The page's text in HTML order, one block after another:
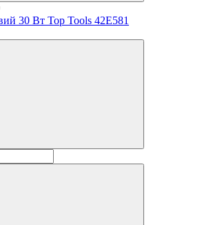
30 Вт Top Tools 42E581